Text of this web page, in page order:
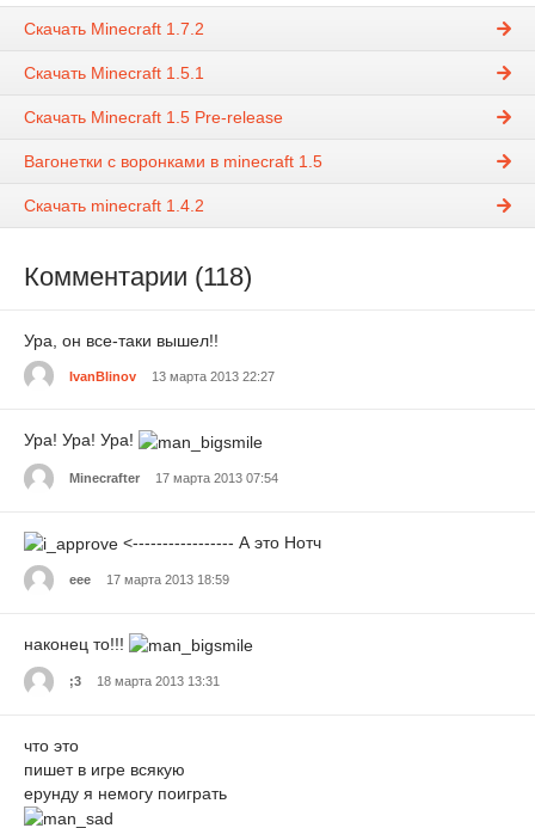
Скачать Minecraft 1.7.2
Скачать Minecraft 1.5.1
Скачать Minecraft 1.5 Pre-release
Вагонетки с воронками в minecraft 1.5
Скачать minecraft 1.4.2
Комментарии (118)
Ура, он все-таки вышел!!
IvanBlinov 13 марта 2013 22:27
Ура! Ура! Ура!
Minecrafter 17 марта 2013 07:54
<----------------- А это Нотч
еее 17 марта 2013 18:59
наконец то!!!
;3 18 марта 2013 13:31
что это
пишет в игре всякую
ерунду я немогу поиграть